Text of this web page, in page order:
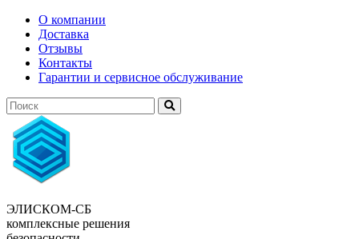
О компании
Доставка
Отзывы
Контакты
Гарантии и сервисное обслуживание
ЭЛИСКОМ-СБ
комплексные решения